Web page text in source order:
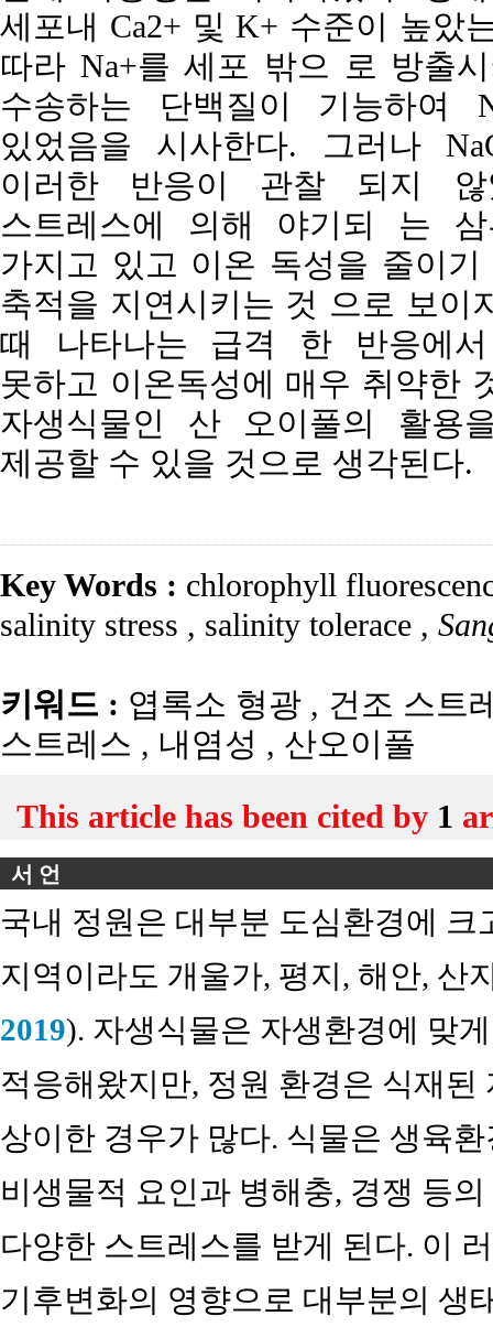
세포내 Ca2+ 및 K+ 수준이 높았
따라 Na+를 세포 밖으 로 방출
수송하는 단백질이 기능하여
있었음을 시사한다. 그러나
이러한 반응이 관찰 되지
스트레스에 의해 야기되 는
가지고 있고 이온 독성을 줄이
축적을 지연시키는 것 으로 보이
때 나타나는 급격 한 반응에
못하고 이온독성에 매우 취약한
자생식물인 산 오이풀의 활용
제공할 수 있을 것으로 생각된다.
Key Words : chlorophyll
salinity stress , salinity tolerace ,
키워드 : 엽록소 형광 , 건조 스트
스트레스 , 내염성 , 산오이풀
This article has been cited by 1
서 언
국내 정원은 대부분 도심환경에 크
지역이라도 개울가, 평지, 해안, 산
2019). 자생식물은 자생환경에 맞
적응해왔지만, 정원 환경은 식재
상이한 경우가 많다. 식물은 생육
비생물적 요인과 병해충, 경쟁 등
다양한 스트레스를 받게 된다. 이
기후변화의 영향으로 대부분의 생